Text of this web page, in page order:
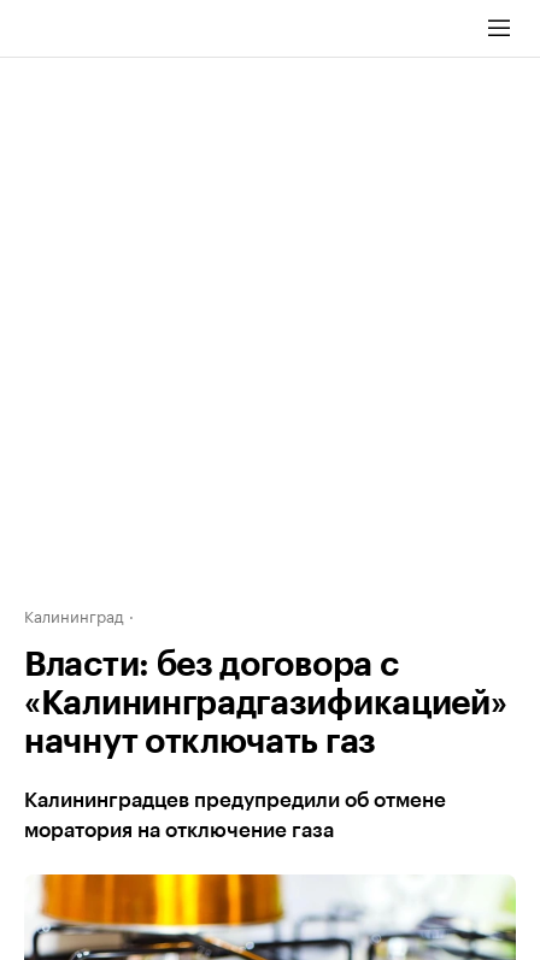
Калининград
Власти: без договора с
«Калининградгазификацией»
начнут отключать газ
Калининградцев предупредили об отмене
моратория на отключение газа